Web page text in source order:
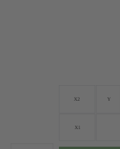
X1
X2 Y